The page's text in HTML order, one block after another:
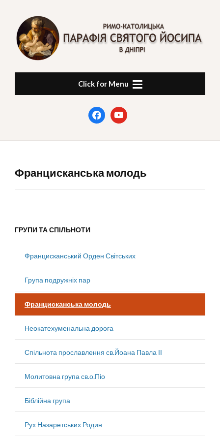
content
ПАРАФІЯ СВЯТОГО
ЙОСИПА
Click for Menu
facebookyoutube
Францисканська молодь
ГРУПИ ТА СПІЛЬНОТИ
Францисканський Орден Світських
Група подружніх пар
Францисканська молодь
Неокатехуменальна дорога
Спільнота прославлення св.Йоана Павла ІІ
Молитовна група св.о.Піо
Біблійна група
Рух Назаретських Родин